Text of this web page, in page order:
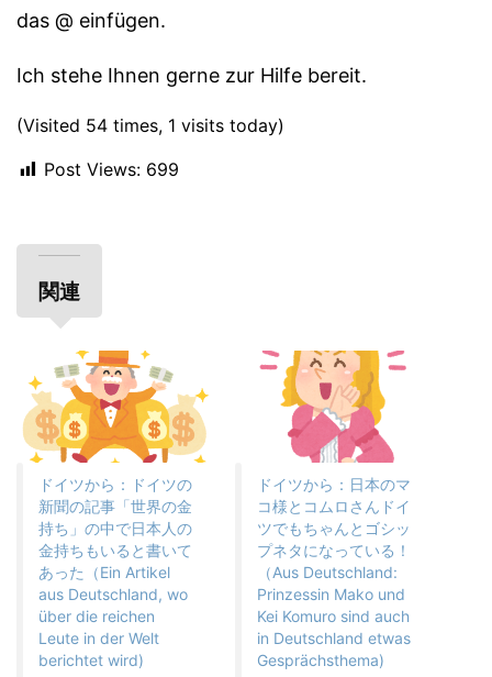
das @ einfügen.
Ich stehe Ihnen gerne zur Hilfe bereit.
(Visited 54 times, 1 visits today)
Post Views: 699
関連
ドイツから：ドイツの
新聞の記事「世界の金
持ち」の中で日本人の
金持ちもいると書いて
あった（Ein Artikel
aus Deutschland, wo
über die reichen
Leute in der Welt
berichtet wird)
ドイツから：日本のマ
コ様とコムロさんドイ
ツでもちゃんとゴシッ
プネタになっている！
（Aus Deutschland:
Prinzessin Mako und
Kei Komuro sind auch
in Deutschland etwas
Gesprächsthema)